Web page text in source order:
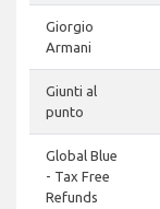
Giorgio
Armani
Giunti al
punto
Global Blue
- Tax Free
Refunds